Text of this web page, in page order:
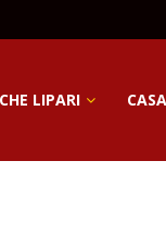
LIPARI